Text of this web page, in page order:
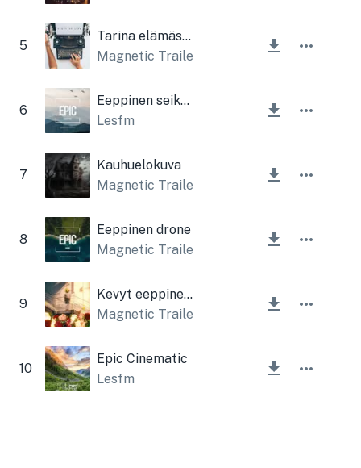
5
Tarina elämästä
Magnetic Trailer
6
Eeppinen seikkailu
Lesfm
7
Kauhuelokuva
Magnetic Trailer
8
Eeppinen drone
Magnetic Trailer
9
Kevyt eeppinen musiikki
Magnetic Trailer
10
Epic Cinematic
Lesfm